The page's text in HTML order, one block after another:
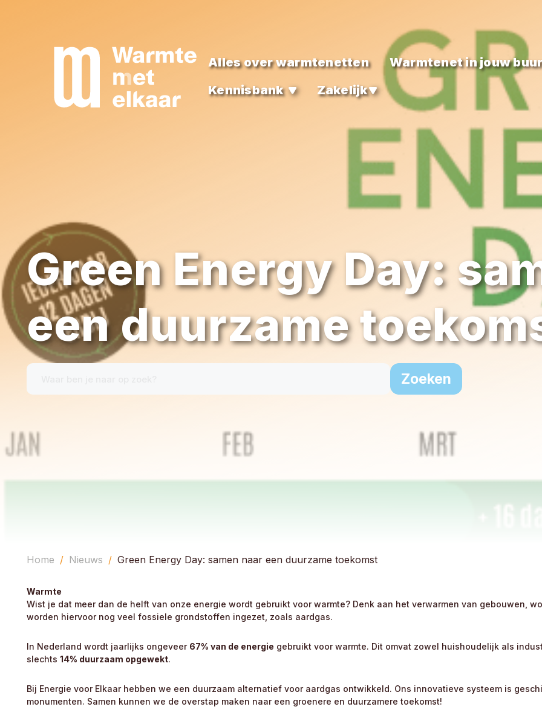
Alles over warmtenetten
Warmtenet in jouw
Kennisbank
Zakelijk
Green Energy Day:
een duurzame
Home Nieuws Green Energy Day: samen naar een duurzame toekomst
Warmte
Wist je dat meer dan de helft van onze energie wordt gebruikt voor warmte? Denk aan het verwarmen van gebouwen,
worden hiervoor nog veel fossiele grondstoffen ingezet, zoals aardgas.
In Nederland wordt jaarlijks ongeveer 67% van de energie gebruikt voor warmte. Dit omvat zowel huishoudelijk als
slechts 14% duurzaam opgewekt.
Bij Energie voor Elkaar hebben we een duurzaam alternatief voor aardgas ontwikkeld. Ons innovatieve systeem is
monumenten. Samen kunnen we de overstap maken naar een groenere en duurzamere toekomst!